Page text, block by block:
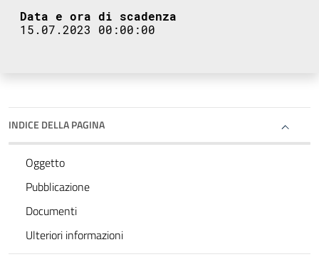
Data e ora di scadenza
15.07.2023 00:00:00
INDICE DELLA PAGINA
Oggetto
Pubblicazione
Documenti
Ulteriori informazioni